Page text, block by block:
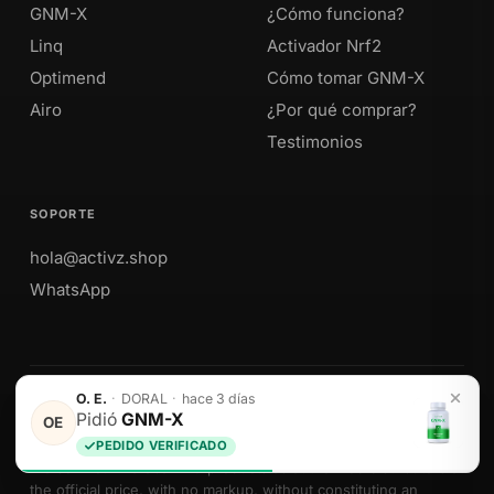
OE
O. E. · DORAL · hace 3 días
Pidió GNM-X
PEDIDO VERIFICADO
GNM-X
Linq
Optimend
Airo
¿Cómo funciona?
Activador Nrf2
Cómo tomar GNM-X
¿Por qué comprar?
Testimonios
SOPORTE
hola@activz.shop
WhatsApp
Envíos a Perú · México · EE. UU. · Colombia · Ecuador
We sell Activz Global LLC products as authorized distributors at
the official price, with no markup, without constituting an